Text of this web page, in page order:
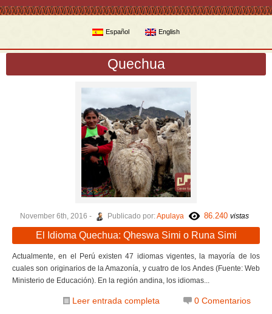
Español English
Quechua
November 6th, 2016 - Publicado por:Apulaya 86.240 vistas
El Idioma Quechua: Qheswa Simi o Runa Simi
Actualmente, en el Perú existen 47 idiomas vigentes, la mayoría de los
cuales son originarios de la Amazonía, y cuatro de los Andes (Fuente: Web
Ministerio de Educación). En la región andina, los idiomas...
Leer entrada completa 0 Comentarios